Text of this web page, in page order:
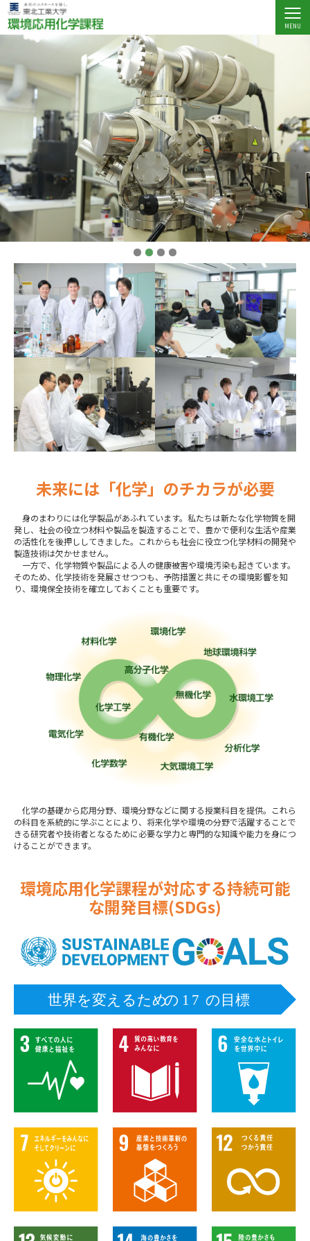
未来には「化学」のチカラが必要
身のまわりには化学製品があふれています。私たちは新たな化学物質を開
発し、社会の役立つ材料や製品を製造することで、豊かで便利な生活や産業
の活性化を後押ししてきました。これからも社会に役立つ化学材料の開発や
製造技術は欠かせません。
一方で、化学物質や製品による人の健康被害や環境汚染も起きています。
そのため、化学技術を発展させつつも、予防措置と共にその環境影響を知
り、環境保全技術を確立しておくことも重要です。
化学の基礎から応用分野、環境分野などに関する授業科目を提供。これら
の科目を系統的に学ぶことにより、将来化学や環境の分野で活躍することで
きる研究者や技術者となるために必要な学力と専門的な知識や能力を身につ
けることができます。
環境応用化学課程が対応する持続可能
な開発目標(SDGs)